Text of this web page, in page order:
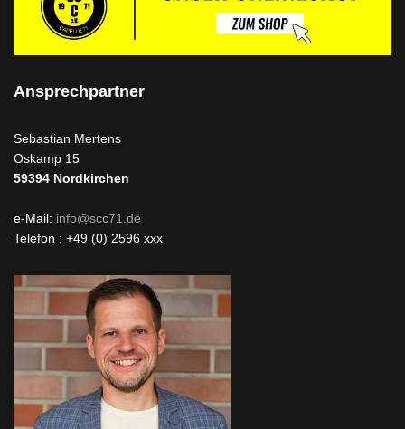
Ansprechpartner
Sebastian Mertens
Oskamp 15
59394 Nordkirchen
e-Mail: info@scc71.de
Telefon : +49 (0) 2596 xxx